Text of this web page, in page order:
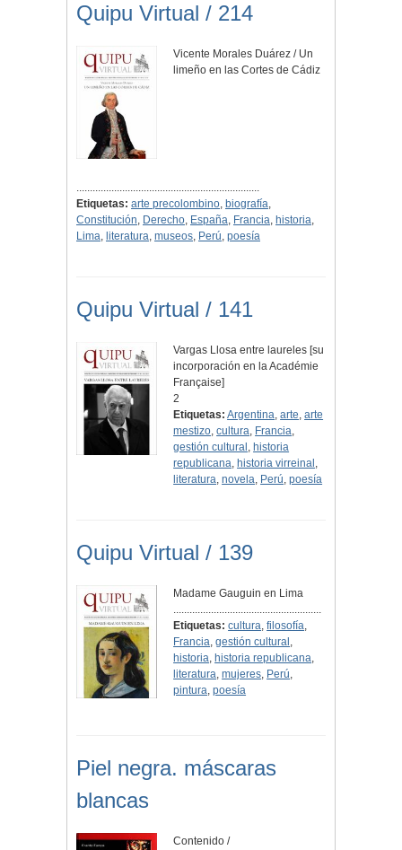
Quipu Virtual / 214
Vicente Morales Duárez / Un
limeño en las Cortes de Cádiz
....................................................................
Etiquetas: arte precolombino, biografía,
Constitución, Derecho, España, Francia, historia,
Lima, literatura, museos, Perú, poesía
Quipu Virtual / 141
Vargas Llosa entre laureles [su
incorporación en la Académie
Française]
2
Etiquetas: Argentina,arte,arte
mestizo,cultura, Francia,
gestión cultural , historia
republicana, historia virreinal ,
literatura,novela, Perú,poesía
Quipu Virtual / 139
Madame Gauguin en Lima
.......................................................
Etiquetas: cultura,filosofía,
Francia,gestión cultural ,
historia, historia republicana,
literatura,mujeres, Perú,
pintura,poesía
Piel negra. máscaras
blancas
Contenido /